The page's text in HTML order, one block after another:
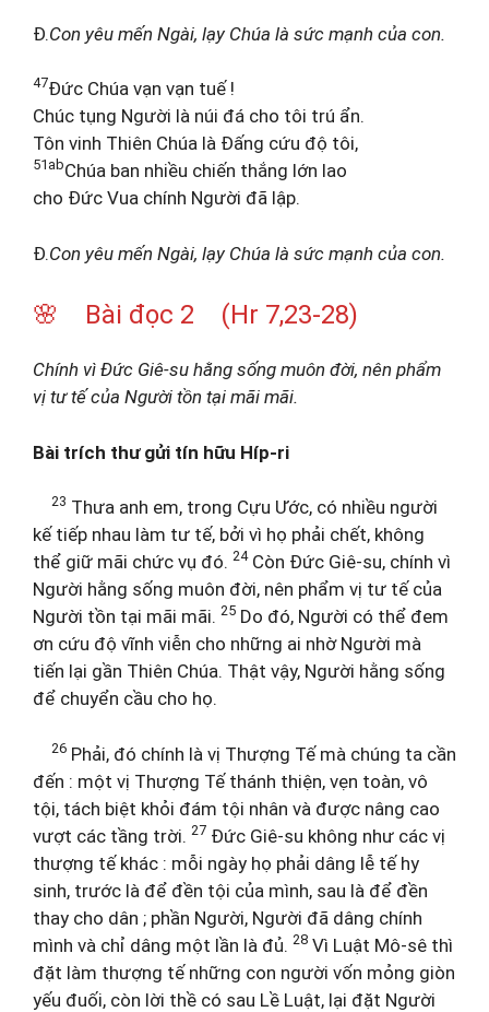
Đ.Con yêu mến Ngài, lạy Chúa là sức mạnh của con.
47Đức Chúa vạn vạn tuế !
Chúc tụng Người là núi đá cho tôi trú ẩn.
Tôn vinh Thiên Chúa là Đấng cứu độ tôi,
51abChúa ban nhiều chiến thắng lớn lao
cho Đức Vua chính Người đã lập.
Đ.Con yêu mến Ngài, lạy Chúa là sức mạnh của con.
🌸 Bài đọc 2 (Hr 7,23-28)
Chính vì Đức Giê-su hằng sống muôn đời, nên phẩm
vị tư tế của Người tồn tại mãi mãi.
Bài trích thư gửi tín hữu Híp-ri
23 Thưa anh em, trong Cựu Ước, có nhiều người
kế tiếp nhau làm tư tế, bởi vì họ phải chết, không
thể giữ mãi chức vụ đó. 24Còn Đức Giê-su, chính vì
Người hằng sống muôn đời, nên phẩm vị tư tế của
Người tồn tại mãi mãi. 25 Do đó, Người có thể đem
ơn cứu độ vĩnh viễn cho những ai nhờ Người mà
tiến lại gần Thiên Chúa. Thật vậy, Người hằng sống
để chuyển cầu cho họ.
26 Phải, đó chính là vị Thượng Tế mà chúng ta cần
đến : một vị Thượng Tế thánh thiện, vẹn toàn, vô
tội, tách biệt khỏi đám tội nhân và được nâng cao
vượt các tầng trời. 27 Đức Giê-su không như các vị
thượng tế khác : mỗi ngày họ phải dâng lễ tế hy
sinh, trước là để đền tội của mình, sau là để đền
thay cho dân ; phần Người, Người đã dâng chính
mình và chỉ dâng một lần là đủ. 28 Vì Luật Mô-sê thì
đặt làm thượng tế những con người vốn mỏng giòn
yếu đuối, còn lời thề có sau Lề Luật, lại đặt Người